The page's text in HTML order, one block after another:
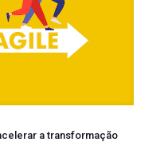
a transformação